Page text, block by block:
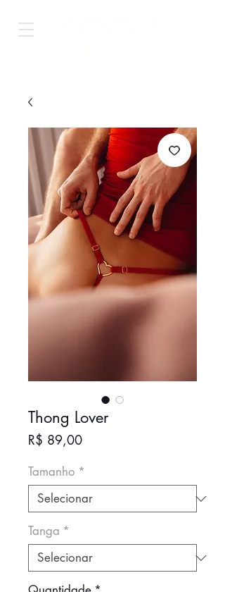
Thong Lover
R$ 89,00Preço
Tamanho *
Tanga *